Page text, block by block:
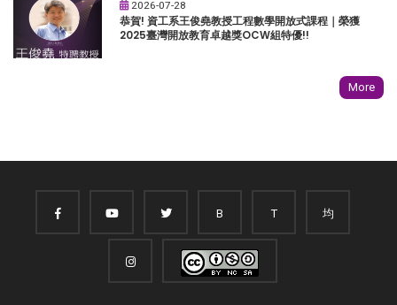
2026-07-28
恭賀! 資工系王俊堯教授工程數學開放式課程｜榮獲
2025臺灣開放教育卓越獎OCW組特優!!
More
B T 均